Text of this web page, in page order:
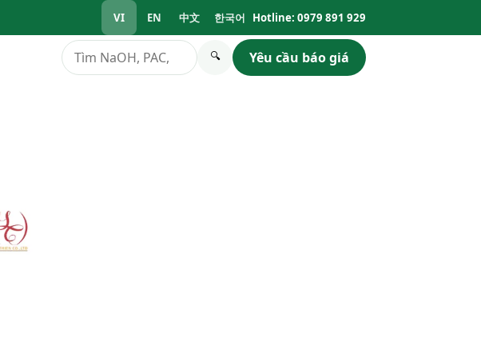
VI EN 中文 한국어 Hotline: 0979 891 929
Tìm kiếm 🔍 Yêu cầu báo giá